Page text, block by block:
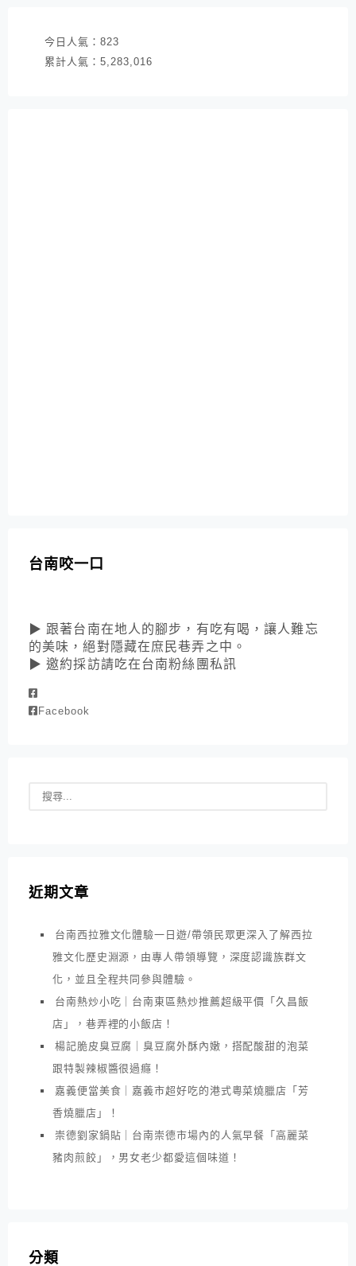
今日人氣： 823
累計人氣： 5,283,016
台南咬一口
▶ 跟著台南在地人的腳步，有吃有喝，讓人難忘
的美味，絕對隱藏在庶民巷弄之中。
▶ 邀約採訪請吃在台南粉絲團私訊
Facebook
近期文章
台南西拉雅文化體驗一日遊/帶領民眾更深入了解西拉
雅文化歷史淵源，由專人帶領導覽，深度認識族群文
化，並且全程共同參與體驗。
台南熱炒小吃｜台南東區熱炒推薦超級平價「久昌飯
店」，巷弄裡的小飯店！
楊記脆皮臭豆腐｜臭豆腐外酥內嫩，搭配酸甜的泡菜
跟特製辣椒醬很過癮！
嘉義便當美食｜嘉義市超好吃的港式粵菜燒臘店「芳
香燒臘店」！
崇德劉家鍋貼｜台南崇德市場內的人氣早餐「高麗菜
豬肉煎餃」，男女老少都愛這個味道！
分類